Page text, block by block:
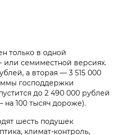
только в одной
или семиместной версиях.
а вторая — 3 515 000
господдержки
до 2 490 000 рублей
100 тысяч дороже).
шесть подушек
климат-контроль,